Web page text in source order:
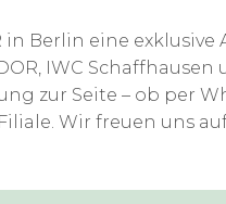
in Berlin eine
IWC
zur Seite – ob per
Wir freuen uns